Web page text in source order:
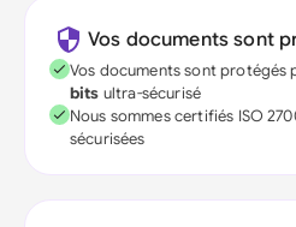
Vos documents sont
Vos documents sont protégés
bits ultra-sécurisé
Nous sommes certifiés ISO
sécurisées